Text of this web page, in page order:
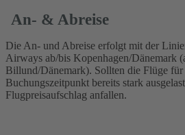
An- & Abreise
Die An- und Abreise erfolgt mit der
Airways ab/bis Kopenhagen/Dänemark
Billund/Dänemark). Sollten die Flüge
Buchungszeitpunkt bereits stark
Flugpreisaufschlag anfallen.